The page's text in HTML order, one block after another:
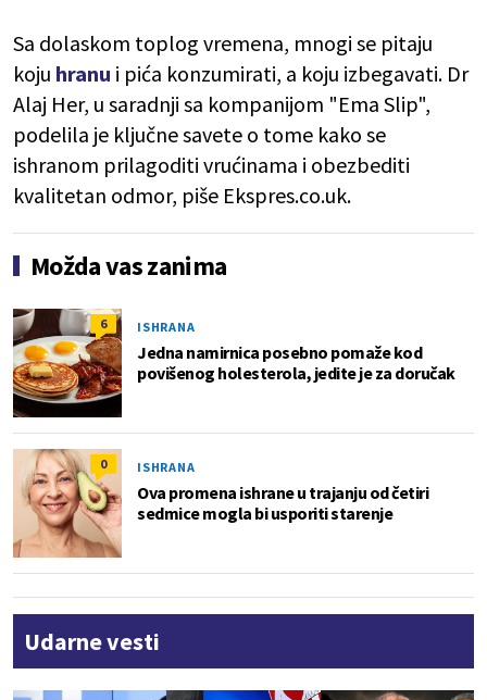
Sa dolaskom toplog vremena, mnogi se pitaju
koju hranu i pića konzumirati, a koju izbegavati. Dr
Alaj Her, u saradnji sa kompanijom "Ema Slip",
podelila je ključne savete o tome kako se
ishranom prilagoditi vrućinama i obezbediti
kvalitetan odmor, piše Ekspres.co.uk.
Možda vas zanima
6 ISHRANA
Jedna namirnica posebno pomaže kod
povišenog holesterola, jedite je za doručak
0 ISHRANA
Ova promena ishrane u trajanju od četiri
sedmice mogla bi usporiti starenje
Udarne vesti